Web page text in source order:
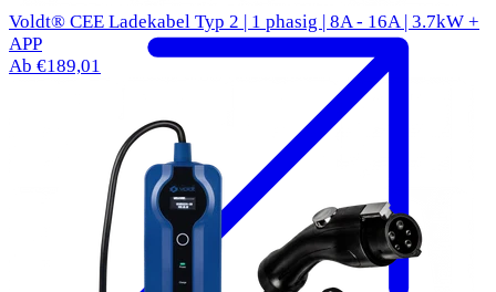
Voldt® CEE Ladekabel Typ 2 | 1 phasig | 8A - 16A | 3.7kW +
APP
Ab €189,01